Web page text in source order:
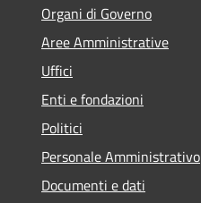
Organi di Governo
Aree Amministrative
Uffici
Enti e fondazioni
Politici
Personale Amministrativo
Documenti e dati